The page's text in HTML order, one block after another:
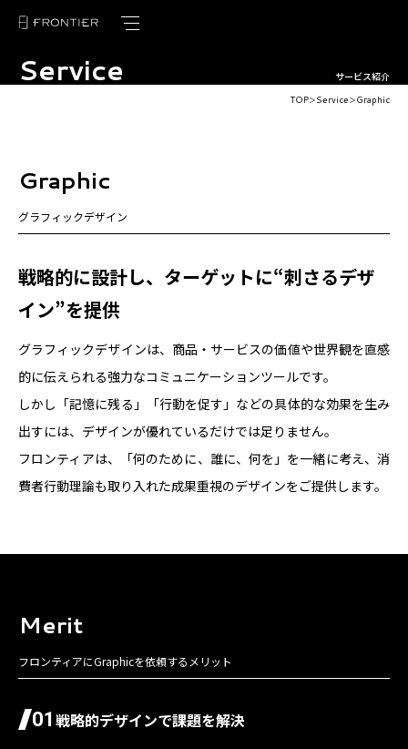
トップページ
制作実績
お客様の声
ブログ
ニュース
会社概要
採用情報
プライバシーポリシー
Service サービス紹介
TOP＞Service＞Graphic
Graphic
グラフィックデザイン
戦略的に設計し、ターゲットに“刺さるデザ
イン”を提供
グラフィックデザインは、商品・サービスの価値や世界観を直感
的に伝えられる強力なコミュニケーションツールです。
しかし「記憶に残る」「行動を促す」などの具体的な効果を生み
出すには、デザインが優れているだけでは足りません。
フロンティアは、「何のために、誰に、何を」を一緒に考え、消
費者行動理論も取り入れた成果重視のデザインをご提供します。
Merit
フロンティアにGraphicを依頼するメリット
01戦略的デザインで課題を解決